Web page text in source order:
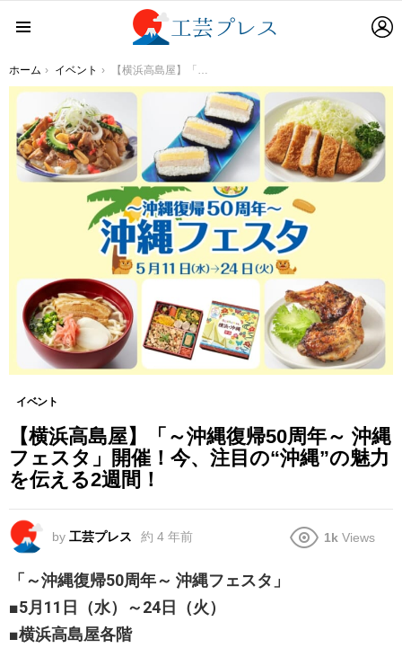
You are here:
ホーム イベント 【横浜高島屋】「～沖縄復帰50周年～ 沖縄フェスタ」開催！今、注目の“沖縄”の魅力を伝える2週間！
イベント
【横浜高島屋】「～沖縄復帰50周年～ 沖縄
フェスタ」開催！今、注目の“沖縄”の魅力
を伝える2週間！
by 工芸プレス 約 4 年前 1k Views
「～沖縄復帰50周年～ 沖縄フェスタ」
■5月11日（水）～24日（火）
■横浜高島屋各階